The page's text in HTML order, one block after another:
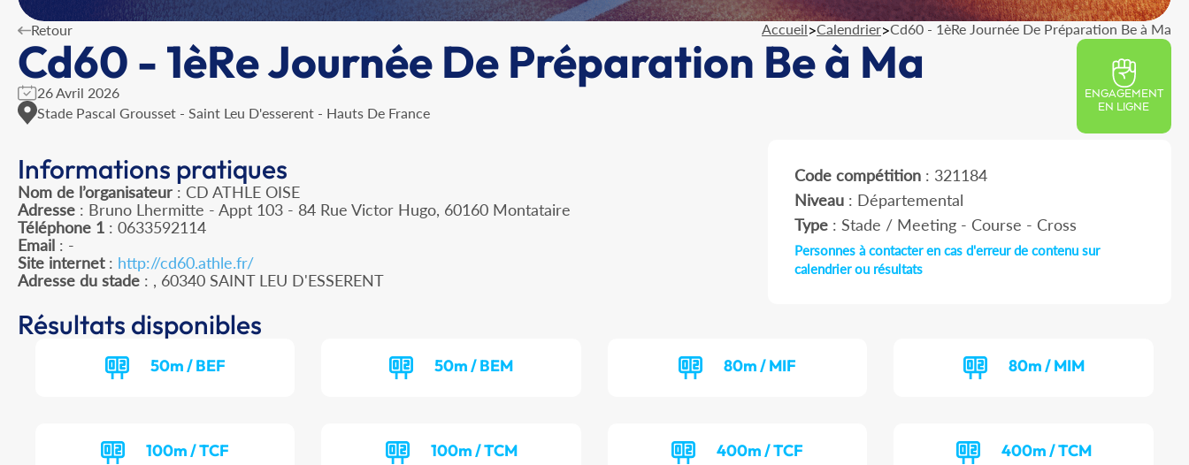
Retour Accueil>Calendrier>Cd60 - 1èRe Journée De Préparation Be à Ma
Cd60 - 1èRe Journée De Préparation Be à Ma
26 Avril 2026
Stade Pascal Grousset - Saint Leu D'esserent - Hauts De France
ENGAGEMENT
EN LIGNE
Informations pratiques
Nom de l’organisateur : CD ATHLE OISE
Adresse : Bruno Lhermitte - Appt 103 - 84 Rue Victor Hugo, 60160 Montataire
Téléphone 1 : 0633592114
Email : -
Site internet: http://cd60.athle.fr/
Adresse du stade : , 60340 SAINT LEU D'ESSERENT
Code compétition: 321184
Niveau: Départemental
Type: Stade / Meeting - Course - Cross
Personnes à contacter en cas d'erreur de contenu sur
calendrier ou résultats
Résultats disponibles
50m / BEF 50m / BEM 80m / MIF 80m / MIM
100m / TCF 100m / TCM 400m / TCF 400m / TCM